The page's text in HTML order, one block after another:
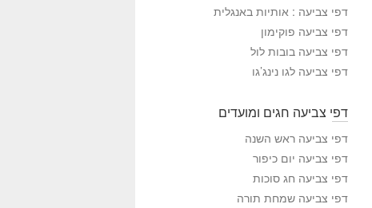
י
ע
ה
דפי צביעה : אותיות באנגלית
דפי צביעה פוקימון
דפי צביעה בובות לול
דפי צביעה לגו נינג’גו
דפי צביעה חגים ומועדים
דפי צביעה ראש השנה
דפי צביעה יום כיפור
דפי צביעה חג סוכות
דפי צביעה שמחת תורה